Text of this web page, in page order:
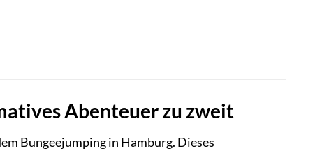
Abenteuer zu zweit
Bungeejumping in Hamburg. Dieses